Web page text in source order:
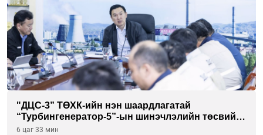
"ДЦС-3” ТӨХК-ийн нэн шаардлагатай
“Турбингенератор-5”-ын шинэчлэлийн төсвийг
шийдвэрлэхээр болов
6 цаг 33 мин